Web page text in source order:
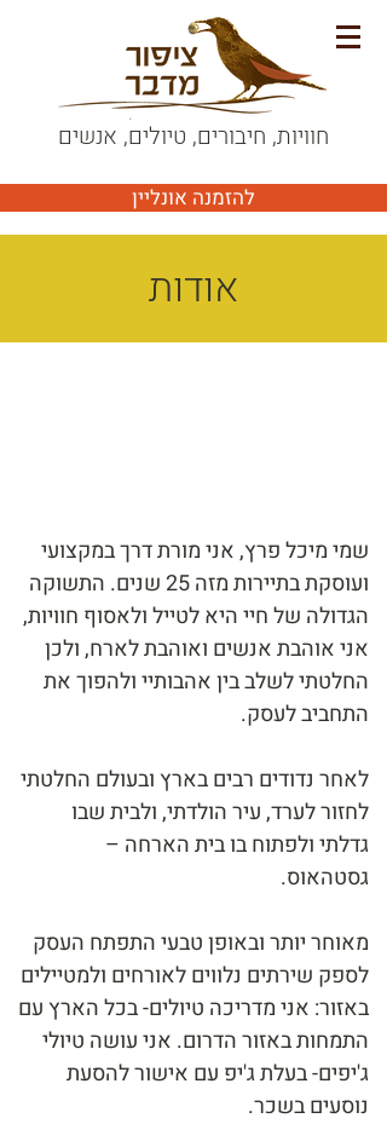
חוויות, חיבורים, טיולים, אנשים
להזמנה אונליין
אודות
שמי מיכל פרץ, אני מורת דרך במקצועי
ועוסקת בתיירות מזה 25 שנים. התשוקה
הגדולה של חיי היא לטייל ולאסוף חוויות,
אני אוהבת אנשים ואוהבת לארח, ולכן
החלטתי לשלב בין אהבותיי ולהפוך את
התחביב לעסק.
לאחר נדודים רבים בארץ ובעולם החלטתי
לחזור לערד, עיר הולדתי, ולבית שבו
גדלתי ולפתוח בו בית הארחה –
גסטהאוס.
מאוחר יותר ובאופן טבעי התפתח העסק
לספק שירתים נלווים לאורחים ולמטיילים
באזור: אני מדריכה טיולים- בכל הארץ עם
התמחות באזור הדרום. אני עושה טיולי
ג'יפים- בעלת ג'יפ עם אישור להסעת
נוסעים בשכר.